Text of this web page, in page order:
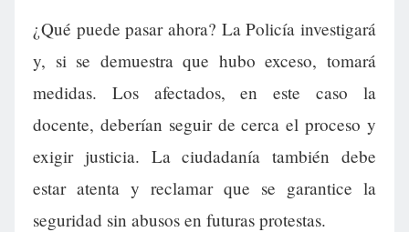
¿Qué puede pasar ahora? La Policía investigará
y, si se demuestra que hubo exceso, tomará
medidas. Los afectados, en este caso la
docente, deberían seguir de cerca el proceso y
exigir justicia. La ciudadanía también debe
estar atenta y reclamar que se garantice la
seguridad sin abusos en futuras protestas.